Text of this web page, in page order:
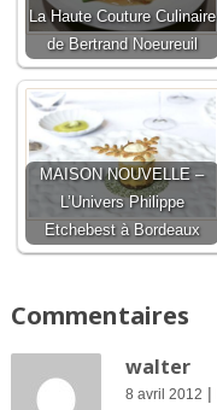
La Haute Couture Culinaire
de Bertrand Noeureuil
MAISON NOUVELLE –
L’Univers Philippe
Etchebest à Bordeaux
Commentaires
walter
8 avril 2012 |